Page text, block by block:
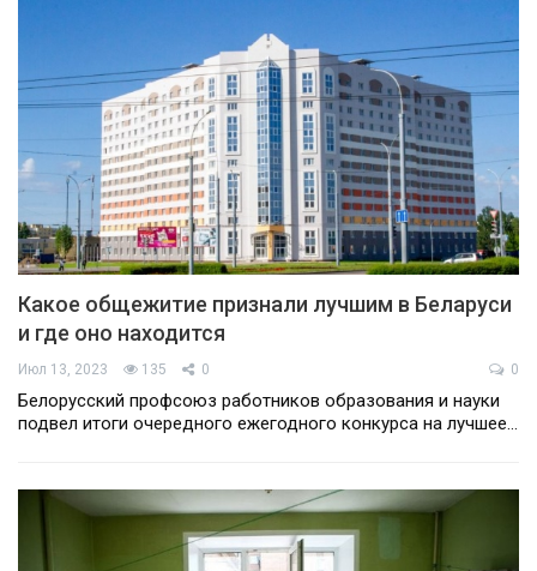
Какое общежитие признали лучшим в Беларуси
и где оно находится
Июл 13, 2023 135 0 0
Белорусский профсоюз работников образования и науки
подвел итоги очередного ежегодного конкурса на лучшее…